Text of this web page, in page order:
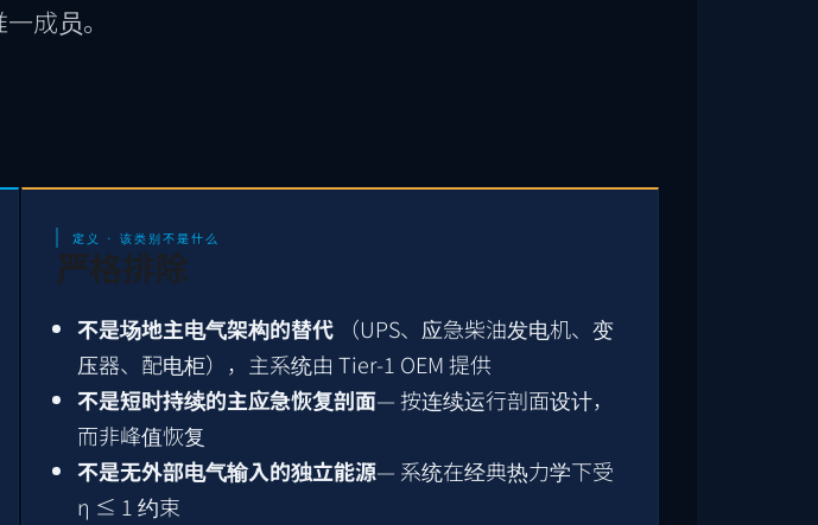
成员。
定义 · 该类别不是什么
严格排除
不是场地主电气架构的替代 （UPS、应急柴油发电机、变
压器、配电柜），主系统由 Tier-1 OEM 提供
不是短时持续的主应急恢复剖面— 按连续运行剖面设计，
而非峰值恢复
不是无外部电气输入的独立能源— 系统在经典热力学下受
η ≤ 1 约束